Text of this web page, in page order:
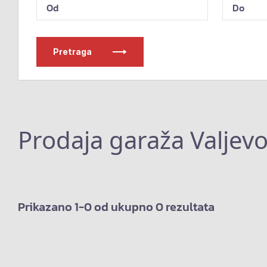
Pretraga
Prodaja garaža Valjevo
Prikazano 1-0 od ukupno 0 rezultata